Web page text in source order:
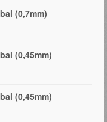
(0,7mm)
(0,45mm)
(0,45mm)